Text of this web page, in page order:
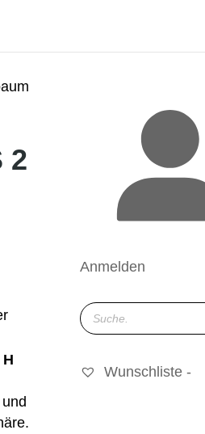
2
H
Anmelden
Products
search
Wunschliste -